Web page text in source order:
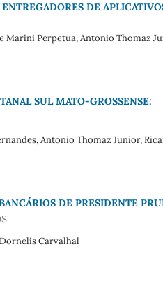
DE
Marini Perpetua, Antonio Thomaz
SUL MATO-GROSSENSE:
Antonio Thomaz Junior,
DE PRESIDENTE
Carvalhal